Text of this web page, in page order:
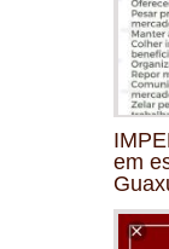
em